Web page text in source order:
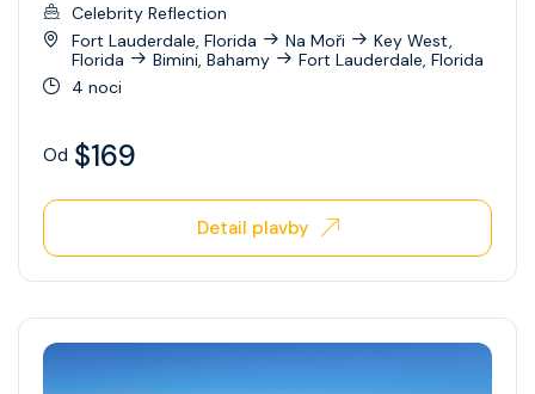
Celebrity Reflection
Fort Lauderdale, Florida
Na Moři
Key West,
Florida
Bimini, Bahamy
Fort Lauderdale, Florida
4 noci
Od $169
Detail plavby